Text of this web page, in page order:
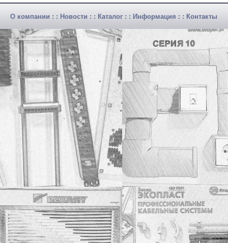
О компании : : Новости : : Каталог : : Информация : : Контакты